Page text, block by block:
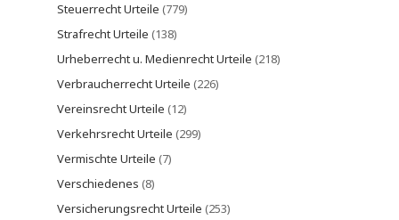
Steuerrecht Urteile (779)
Strafrecht Urteile (138)
Urheberrecht u. Medienrecht Urteile (218)
Verbraucherrecht Urteile (226)
Vereinsrecht Urteile (12)
Verkehrsrecht Urteile (299)
Vermischte Urteile (7)
Verschiedenes (8)
Versicherungsrecht Urteile (253)